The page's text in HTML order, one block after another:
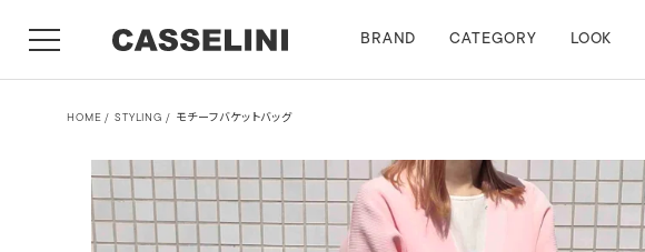
BRAND CATEGORY LOOK
HOME STYLING モチーフバケットバッグ